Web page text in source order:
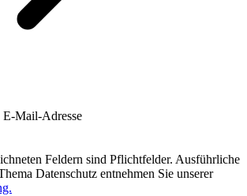
E-Mail-Adresse
Feldern sind Pflichtfelder. Ausführliche
Datenschutz entnehmen Sie unserer